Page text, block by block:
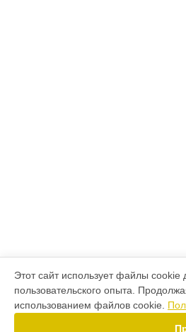
Этот сайт использует файлы
пользовательского опыта.
использованием файлов cookie.